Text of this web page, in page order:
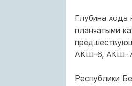
Глубина хода
планчатыми
АКШ-6, АКШ-
Республики